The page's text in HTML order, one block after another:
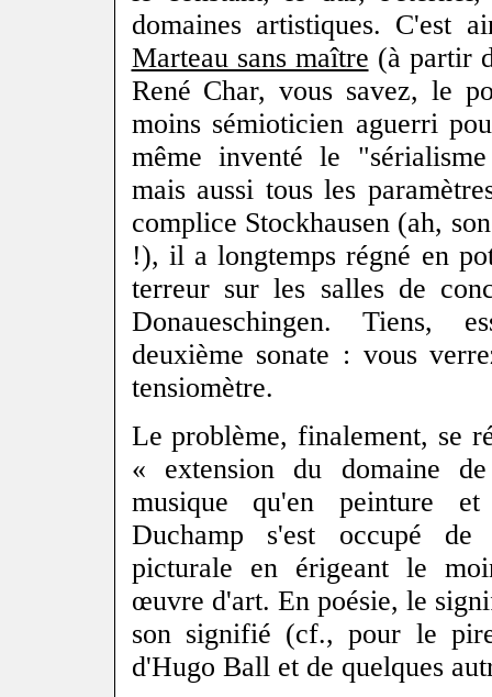
domaines artistiques. C'est
Marteau sans maître (à partir
René Char, vous savez, le
moins sémioticien aguerri
même inventé le
mais aussi tous les
complice Stockhausen (ah,
!), il a longtemps régné en
terreur sur les salles de
Donaueschingen. Tiens,
deuxième sonate : vous
tensiomètre.
Le problème, finalement, se
« extension du domaine
musique qu'en peinture
Duchamp s'est occupé
picturale en érigeant le
œuvre d'art. En poésie, le
son signifié (cf., pour le
d'Hugo Ball et de quelques